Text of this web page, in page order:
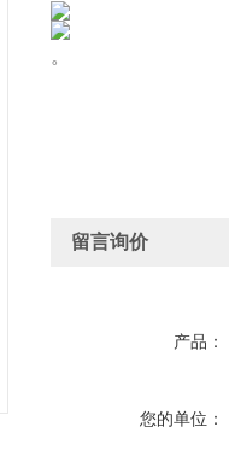
。
留言询价
产品：
您的单位：